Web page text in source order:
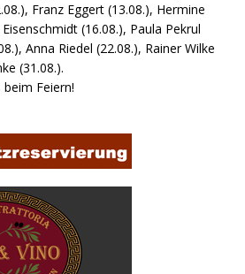
Franz Eggert (13.08.), Hermine
(16.08.), Paula Pekrul
Anna Riedel (22.08.), Rainer Wilke
(31.08.).
Feiern!